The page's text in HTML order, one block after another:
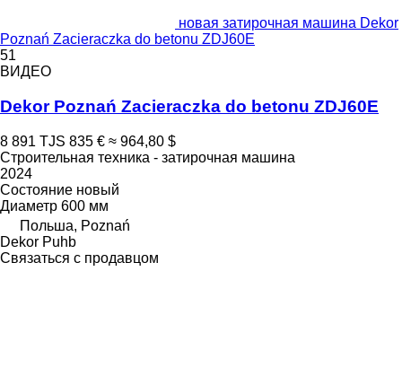
новая затирочная машина Dekor
Poznań Zacieraczka do betonu ZDJ60E
51
ВИДЕО
Dekor Poznań Zacieraczka do betonu ZDJ60E
8 891 TJS 835 € ≈ 964,80 $
Строительная техника - затирочная машина
2024
Состояние новый
Диаметр 600 мм
Польша, Poznań
Dekor Puhb
Связаться с продавцом